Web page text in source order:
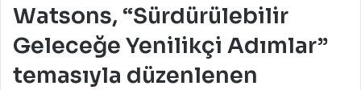
Watsons, “Sürdürülebilir
Geleceğe Yenilikçi Adımlar”
temasıyla düzenlenen